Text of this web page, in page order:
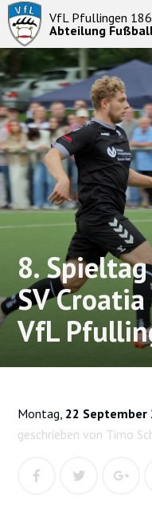
VfL Pfullingen
Abteilung
Startseite
News
Aktive
Junioren
Abteilung
8. Spieltag
SV
VfL
Montag, 22 September
geschrieben von Timo